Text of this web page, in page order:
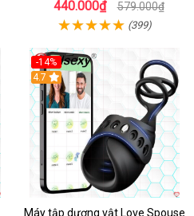
440.000₫ 579.000₫
(399)
-14%
4.7
Máy tập dương vật Love Spouse